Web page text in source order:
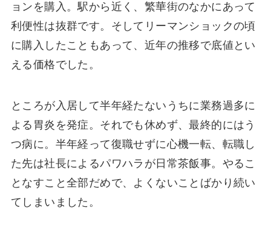
ョンを購入。駅から近く、繁華街のなかにあって
利便性は抜群です。そしてリーマンショックの頃
に購入したこともあって、近年の推移で底値とい
える価格でした。
ところが入居して半年経たないうちに業務過多に
よる胃炎を発症。それでも休めず、最終的にはう
つ病に。半年経って復職せずに心機一転、転職し
た先は社長によるパワハラが日常茶飯事。やるこ
となすこと全部だめで、よくないことばかり続い
てしまいました。